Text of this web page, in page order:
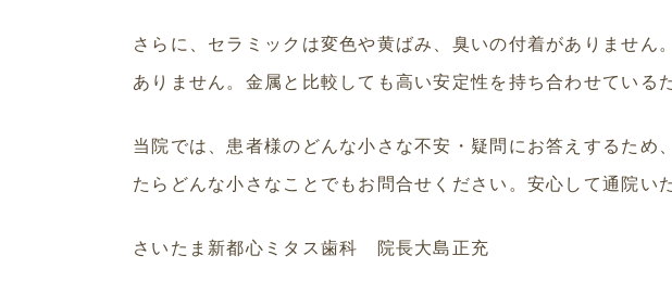
さらに、セラミックは変色や黄ばみ、臭いの付着がありませ
ありません。金属と比較しても高い安定性を持ち合わせている
当院では、患者様のどんな小さな不安・疑問にお答えするた
たらどんな小さなことでもお問合せください。安心して通院い
さいたま新都心ミタス歯科 院長大島正充